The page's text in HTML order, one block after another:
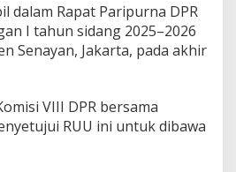
dalam Rapat Paripurna DPR
I tahun sidang 2025–2026
Senayan, Jakarta, pada akhir
VIII DPR bersama
RUU ini untuk dibawa